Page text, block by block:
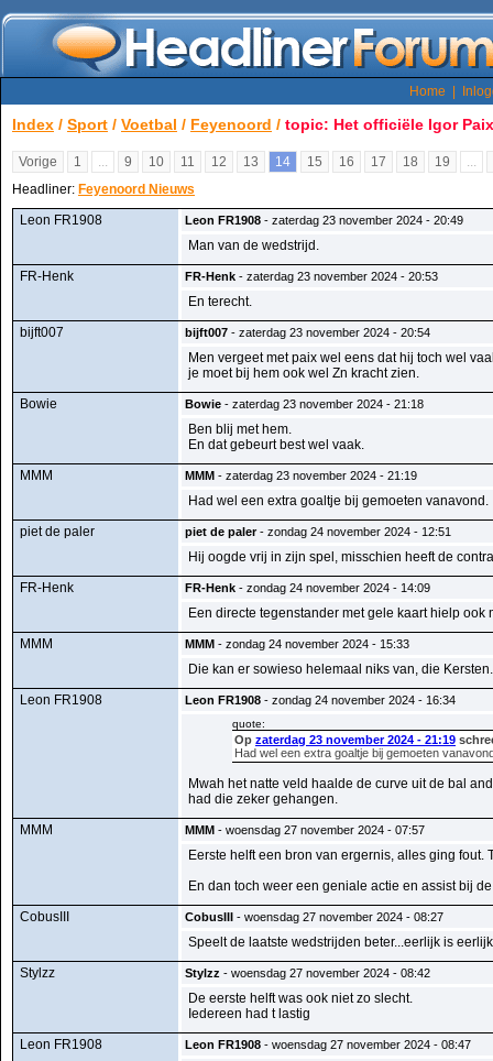
Home
Index / Sport / Voetbal / Feyenoord / topic: Het officiële Igor
Vorige 1 ... 9 10 11 12 13 14 15 16 17 18 19
...
Headliner: Feyenoord Nieuws
Leon FR1908
Leon FR1908 - zaterdag 23 november 2024 - 20:49
Man van de wedstrijd.
FR-Henk
FR-Henk - zaterdag 23 november 2024 - 20:53
En terecht.
bijft007
bijft007 - zaterdag 23 november 2024 - 20:54
Men vergeet met paix wel eens dat hij toch wel
je moet bij hem ook wel Zn kracht zien.
Bowie
Bowie - zaterdag 23 november 2024 - 21:18
Ben blij met hem.
En dat gebeurt best wel vaak.
MMM
MMM - zaterdag 23 november 2024 - 21:19
Had wel een extra goaltje bij gemoeten vanavond.
piet de paler
piet de paler- zondag 24 november 2024 - 12:51
Hij oogde vrij in zijn spel, misschien heeft de
FR-Henk
FR-Henk - zondag 24 november 2024 - 14:09
Een directe tegenstander met gele kaart hielp ook
MMM
MMM - zondag 24 november 2024 - 15:33
Die kan er sowieso helemaal niks van, die Kersten.
Leon FR1908
Leon FR1908 - zondag 24 november 2024 - 16:34
quote:
Op zaterdag 23 november 2024 - 21:19
Had wel een extra goaltje bij gemoeten
Mwah het natte veld haalde de curve uit de bal
had die zeker gehangen.
MMM
MMM - woensdag 27 november 2024 - 07:57
Eerste helft een bron van ergernis, alles ging
En dan toch weer een geniale actie en assist bij
CobusIII
CobusIII - woensdag 27 november 2024 - 08:27
Speelt de laatste wedstrijden beter...eerlijk is eerlijk
Stylzz
Stylzz - woensdag 27 november 2024 - 08:42
De eerste helft was ook niet zo slecht.
Iedereen had t lastig
Leon FR1908
Leon FR1908 - woensdag 27 november 2024 - 08:47